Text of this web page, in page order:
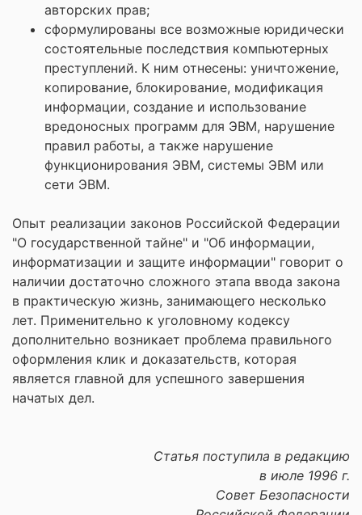
авторских прав;
сформулированы все возможные юридически
состоятельные последствия компьютерных
преступлений. К ним отнесены: уничтожение,
копирование, блокирование, модификация
информации, создание и использование
вредоносных программ для ЭВМ, нарушение
правил работы, а также нарушение
функционирования ЭВМ, системы ЭВМ или
сети ЭВМ.
Опыт реализации законов Российской Федерации
"О государственной тайне" и "Об информации,
информатизации и защите информации" говорит о
наличии достаточно сложного этапа ввода закона
в практическую жизнь, занимающего несколько
лет. Применительно к уголовному кодексу
дополнительно возникает проблема правильного
оформления клик и доказательств, которая
является главной для успешного завершения
начатых дел.
Статья поступила в редакцию
в июле 1996 г.
Совет Безопасности